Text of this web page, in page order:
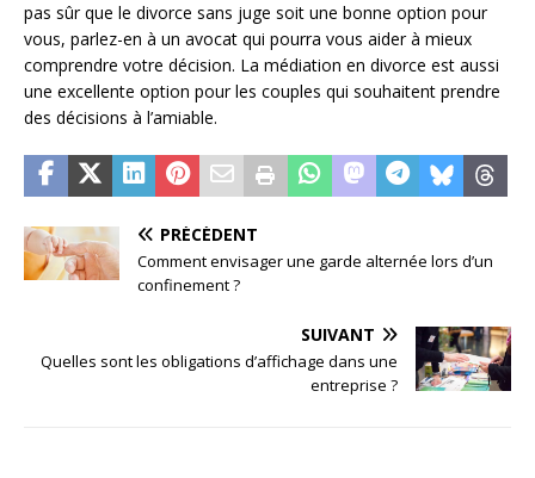
pas sûr que le divorce sans juge soit une bonne option pour
vous, parlez-en à un avocat qui pourra vous aider à mieux
comprendre votre décision. La médiation en divorce est aussi
une excellente option pour les couples qui souhaitent prendre
des décisions à l’amiable.
PRÉCÉDENT
Comment envisager une garde alternée lors d’un
confinement ?
SUIVANT
Quelles sont les obligations d’affichage dans une
entreprise ?